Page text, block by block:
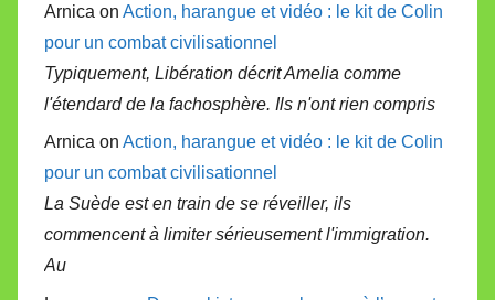
Arnica on Action, harangue et vidéo : le kit de Colin
pour un combat civilisationnel
Typiquement, Libération décrit Amelia comme
l'étendard de la fachosphère. Ils n'ont rien compris
Arnica on Action, harangue et vidéo : le kit de Colin
pour un combat civilisationnel
La Suède est en train de se réveiller, ils
commencent à limiter sérieusement l'immigration.
Au